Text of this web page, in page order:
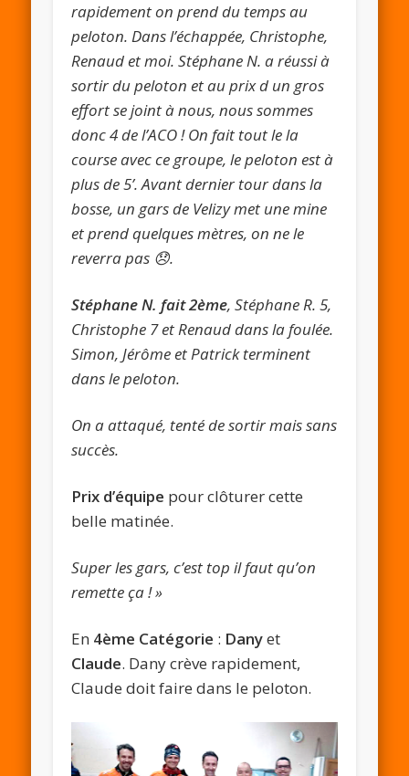
rapidement on prend du temps au
peloton. Dans l’échappée, Christophe,
Renaud et moi. Stéphane N. a réussi à
sortir du peloton et au prix d un gros
effort se joint à nous, nous sommes
donc 4 de l’ACO ! On fait tout le la
course avec ce groupe, le peloton est à
plus de 5’. Avant dernier tour dans la
bosse, un gars de Velizy met une mine
et prend quelques mètres, on ne le
reverra pas 😞.
Stéphane N. fait 2ème, Stéphane R. 5,
Christophe 7 et Renaud dans la foulée.
Simon, Jérôme et Patrick terminent
dans le peloton.
On a attaqué, tenté de sortir mais sans
succès.
Prix d’équipe pour clôturer cette
belle matinée.
Super les gars, c’est top il faut qu’on
remette ça ! »
En 4ème Catégorie : Danyet
Claude. Dany crève rapidement,
Claude doit faire dans le peloton.